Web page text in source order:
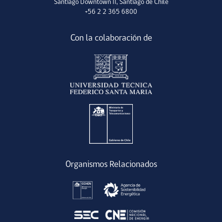
Santiago Downtown II, Santiago de Chile
+56 2 2 365 6800
Con la colaboración de
Organismos Relacionados